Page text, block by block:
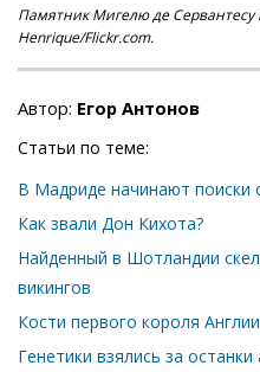
Памятник Мигелю де
Henrique/Flickr.com.
Автор: Егор Антонов
Статьи по теме:
В Мадриде начинают поиски
Как звали Дон Кихота?
Найденный в Шотландии
викингов
Кости первого короля
Генетики взялись за